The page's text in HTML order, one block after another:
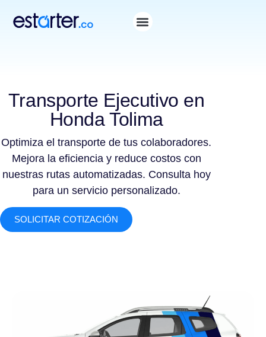
Transporte Ejecutivo en
Honda Tolima
Optimiza el transporte de tus colaboradores.
Mejora la eficiencia y reduce costos con
nuestras rutas automatizadas. Consulta hoy
para un servicio personalizado.
SOLICITAR COTIZACIÓN